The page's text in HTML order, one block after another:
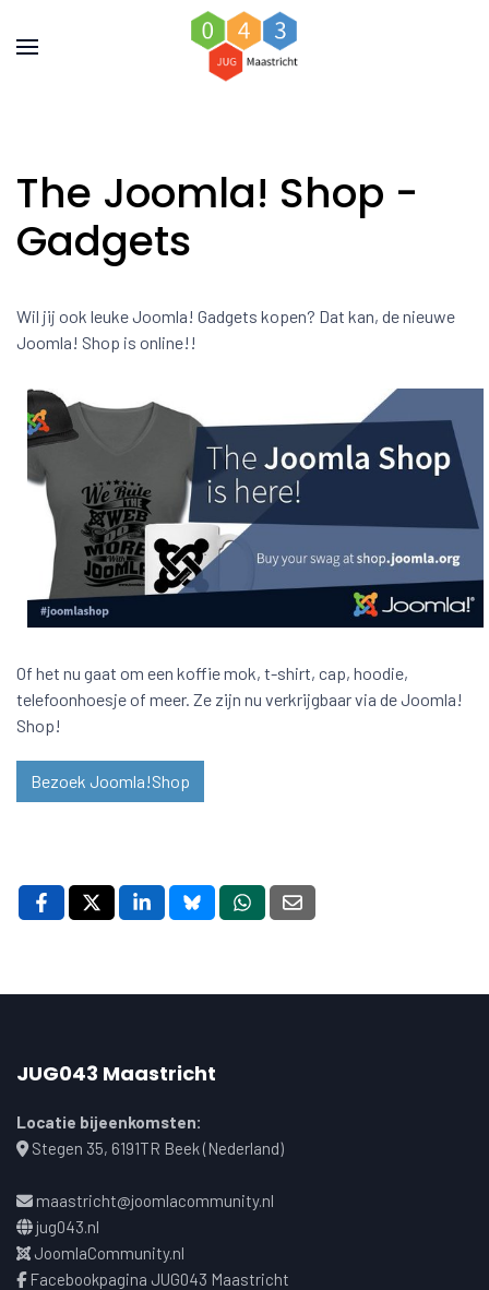
The Joomla! Shop -
Gadgets
Wil jij ook leuke Joomla! Gadgets kopen? Dat kan, de nieuwe
Joomla! Shop is online!!
Of het nu gaat om een koffie mok, t-shirt, cap, hoodie,
telefoonhoesje of meer. Ze zijn nu verkrijgbaar via de Joomla!
Shop!
Bezoek Joomla!Shop
JUG043 Maastricht
Locatie bijeenkomsten:
Stegen 35, 6191TR Beek (Nederland)
maastricht@joomlacommunity.nl
jug043.nl
JoomlaCommunity.nl
Facebookpagina JUG043 Maastricht